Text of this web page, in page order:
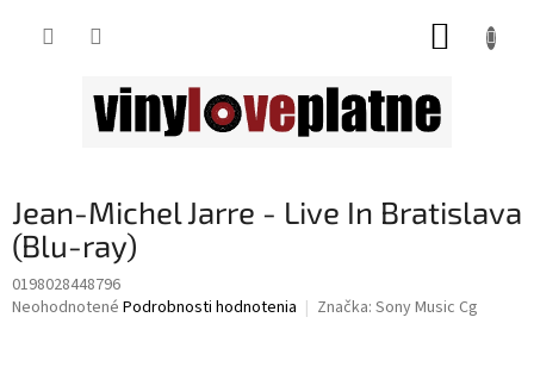
Jean-Michel Jarre - Live In Bratislava
(Blu-ray)
0198028448796
Priemerné
Neohodnotené Podrobnosti hodnotenia Značka: Sony Music Cg